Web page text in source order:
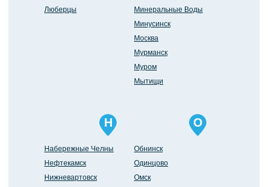
Люберцы
Минеральные Воды
Минусинск
Москва
Мурманск
Муром
Мытищи
Н
Набережные Челны
Нефтекамск
Нижневартовск
О
Обнинск
Одинцово
Омск